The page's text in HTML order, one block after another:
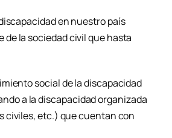
en nuestro país
la sociedad civil que hasta
social de la discapacidad
a la discapacidad organizada
civiles, etc.) que cuentan con